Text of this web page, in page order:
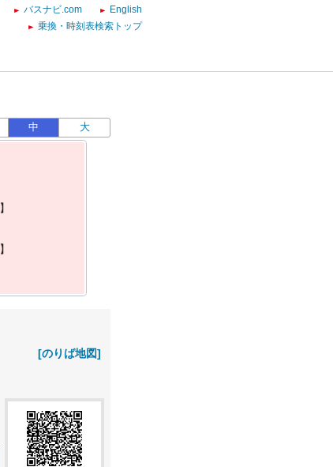
バスナビ.com
English
乗換・時刻表検索トップ
中 大
】
】
[のりば地図]